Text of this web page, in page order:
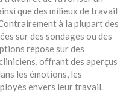
que des milieux de travail
à la plupart des
sur des sondages ou des
repose sur des
offrant des aperçus
les émotions, les
envers leur travail.